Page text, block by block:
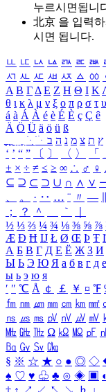
누르시면됩니
北京 을 입력
시면 됩니다.
ㅥ ㅦ ㅧ ㅨ ㅩ ㅪ ㅫ
ㅺ ㅻ ㅼ ㅽ ㅾ ㅿ ㆀ
Α Β ΓΔ Ε Ζ Η Θ Ι Κ
θ ι κ λ μ ν ξ ο π ρ σ τ υ
á à Á À é è É È ç Ç ê
Ä Ö Ü ä ö ü ß
ִֶֹ ֻּ ׁׂ ץ ת צ מ נ ה ב
‘ ’ “ ” 〔 〕 〈 〉 「
± × ÷ ≠ ≤ ≥ ∞ ∴ ♂ ♀
⊆ ⊇ ⊂ ⊃ ∪ ∩ ∧ ∨
、
。 · ‥ … ¨ 〃 ―
；
？ ＾ ｀
½ ⅓ ⅔ ¼ ¾ ⅛ ⅜ ⅝ ⅞
Æ Ð Ħ Ĳ Ł Ø Œ Þ Ŧ
А Б В Г Д Е Ё Ж З И
Ы Ь Э Ю Я а б в г д е
ы ь э ю я
′ ″ ℃ Å ￠ ￡ ￥ ¤ ℉
㎙ ㎚ ㎛ ㎜ ㎝ ㎞ ㎟
㎱ ㎲ ㎳ ㎴ ㎵ ㎶ ㎷
㎒ ㎓ ㎔ Ω ㏀ ㏁ ㎊
㏃ ㏉ ㏜ ㏆
§ ※ ☆ ★ ○ ● ◎ ◇
♠ ♡ ♥ ♧ ♣ ⊙ ◈ ▣ ◐